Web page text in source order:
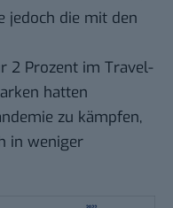
jedoch die mit den
2 Prozent im Travel-
hatten
zu kämpfen,
in weniger